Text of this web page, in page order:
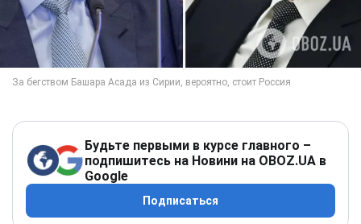
Будьте первыми в курсе главного –
подпишитесь на Новини на OBOZ.UA в
Google
Подписаться